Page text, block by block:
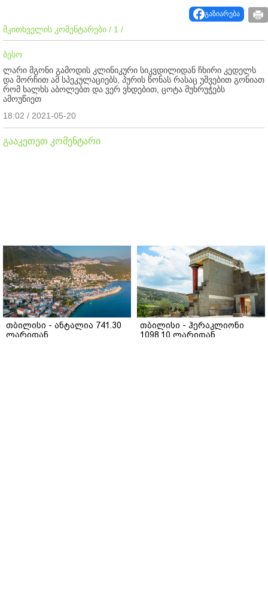
გაზიარება
მკითხველის კომენტარები / 1 /
ბესო
ლარი მგონი გამოდის კლინიკური სიკვდილიდან ჩხირი კედელს
და მორჩით ამ სპეკულაციებს, პურის წონას რასაც უშვებით გონიათ
რომ ხალხს აბოლებთ და ვერ ვხდებით, ცოტა მუხრუჭებს
ამოუწიეთ
18:02 / 2021-05-20
გააკეთეთ კომენტარი
თბილისი - ანტალია 741.30
ლარიდან
თბილისი - ჰერაკლიონი
1098.10 ლარიდან